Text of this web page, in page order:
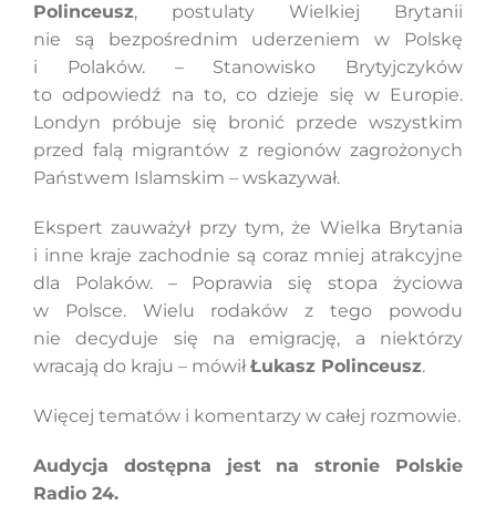
Polinceusz, postulaty Wielkiej Brytanii
nie są bezpośrednim uderzeniem w Polskę
i Polaków. – Stanowisko Brytyjczyków
to odpowiedź na to, co dzieje się w Europie.
Londyn próbuje się bronić przede wszystkim
przed falą migrantów z regionów zagrożonych
Państwem Islamskim – wskazywał.
Ekspert zauważył przy tym, że Wielka Brytania
i inne kraje zachodnie są coraz mniej atrakcyjne
dla Polaków. – Poprawia się stopa życiowa
w Polsce. Wielu rodaków z tego powodu
nie decyduje się na emigrację, a niektórzy
wracają do kraju – mówiłŁukasz Polinceusz.
Więcej tematów i komentarzy w całej rozmowie.
Audycja dostępna jest na stronie Polskie
Radio 24.